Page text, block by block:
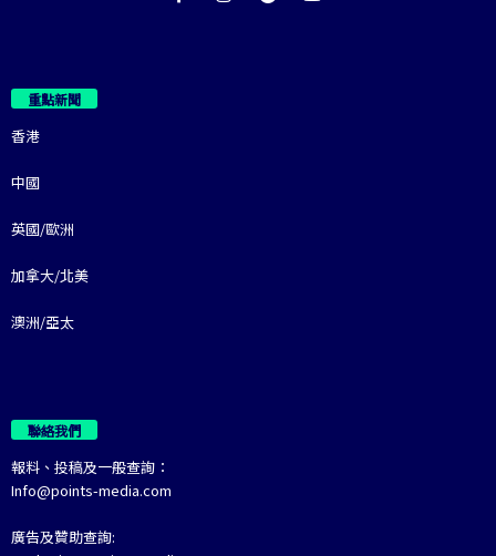
重點新聞
香港
中國
英國/歐洲
加拿大/北美
澳洲/亞太
聯絡我們
報料、投稿及一般查詢：
Info@points-media.com
廣告及贊助查詢: